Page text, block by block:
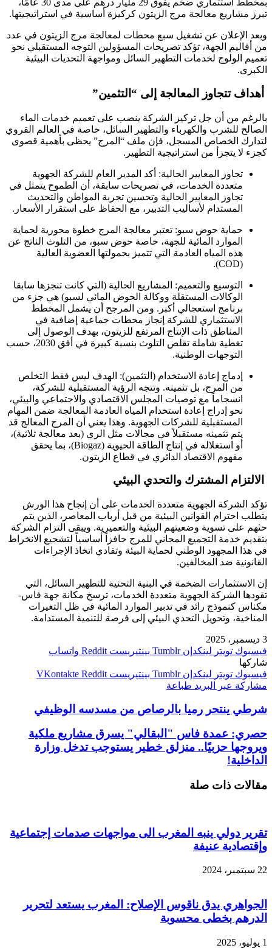
بمخطط استثماري ضخم يفوق 29 مليار درهم على مدى 30 عامًا،
تبرز مشاريع معالجة مرج الزيتون كركيزة أساسية في استراتيجيتها.
وبعد الإعلان عن تشغيل سبع محطات لمعالجة مرج الزيتون في عدد
من أقاليم الجهة، تؤكد تصريحات المسؤولين التوجه المستقبلي نحو
تعميم الولوج لخدمات التطهير السائل ومواجهة التحديات البيئية
الكبرى.
أهداف تتجاوز المعالجة إلى “التثمين”
بالرغم من أن جل تركيز الشركة ينصب على تعميم خدمات الماء
الصالح للشرب والكهرباء والتطهير السائل، خاصة في العالم القروي
لتدارك الخصاص المسجل، فإن ملف “المرج” يحظى بأهمية قصوى
كجزء لا يتجزأ من استراتيجية التطهير.
تجاوز المعايير الحالية: أكد المدير العام للشركة الجهوية
متعددة الخدمات، في تصريحات سابقة، أن الطموح يتمثل في
تجاوز المعايير الحالية وتحسين تجربة المواطن والتحديث
المستدام لأساليب التدبير، مع الحفاظ على استقرار الأسعار.
حماية حوض سبو: تعتبر معالجة المرج خطوة محورية لحماية
الموارد المائية للجهة، خاصة حوض سبو، من التلوث الناتج عن
هذه المياه العادمة التي تتميز بحمولتها العضوية العالية
(COD).
التوسيع والتعميم: المشاريع الحالية (التي كانت تنجزها سابقا
الوكالات المستقلة ووكالة الحوض المائي لسبو) هي جزء من
برنامج استعجالي أكبر. ومن المرجح أن يشمل المخطط
الاستثماري للشركة إنجاز محطات جماعية إضافية في
المناطق ذات الإنتاج المرتفع للزيتون، بهدف الوصول إلى
تغطية شاملة تقلص التلوث بنسبة كبيرة في أفق 2030، حسب
التوجهات الوطنية.
إدماج إعادة الاستخدام (التثمين): الهدف ليس فقط التخلص
من المرج، بل تثمينه. وتتجه الرؤية المستقبلية للشركة،
انسجاماً مع توصيات المجلس الاقتصادي والاجتماعي والبيئي،
نحو إدراج إعادة استخدام المياه العادمة المعالجة ضمن المهام
المستقبلية للشركات الجهوية. وهذا يعني أن المرج المعالج قد
يتم تثمينه مستقبلاً في مجالات مثل الري (بعد معالجة ثلاثية)،
أو استغلاله في إنتاج الطاقة الحيوية (Biogaz)، بما يحقق
مفهوم الاقتصاد الدائري في قطاع الزيتون.
الالتزام المشترك والتحدي البيئي
تؤكد الشركة الجهوية متعددة الخدمات على أن إنجاح هذا الورش
يتطلب احترام القوانين البيئية من قبل أرباب المعاصر، الذين يتم
حثهم على تسوية وضعيتهم البيئية والتعميرية. ويبقى التزام الشركة
بتقديم خدمة التجميع المجاني للمرج حافزاً أساسياً لتشجيع الانخراط
في هذا المجهود الوطني لحماية البيئة وتفادي اتخاذ الإجراءات
القانونية ضد المخالفين.
إن الاستثمارات الضخمة في البنية التحتية للتطهير السائل، التي
تقودها الشركة الجهوية متعددة الخدمات، ترسخ مكانة جهة فاس-
مكناس كنموذج رائد في تدبير الموارد المائية في ظل التغيرات
المناخية، وتحويل التحدي البيئي إلى فرصة للتنمية المستدامة.
3 ديسمبر، 2025
فيسبوك تويتر لينكدإن بينتيريست
واتساب
شاركها
فيسبوك تويتر لينكدإن بينتيريست
مشاركة عبر البريد طباعة
شرطي ينتحر رميا بالرصاص من مسدسه الوظيفي
حصري: عمدة فاس "البقالي" يسرق مشاريع ملكية
ويروجها حزبيًا.. منزلق خطير يستوجب تدخل وزارة
الداخلية!
مقالات ذات صلة
تقرير دولي ينبه المغرب الى مواجهات صدمات إجتماعية
وإقتصادية عنيفة
22 سبتمبر، 2024
الجواهري يدق ناقوس الإصلاح: المغرب يستعد لتحرير
الدرهم بخطى محسوبة
1 يوليو، 2025